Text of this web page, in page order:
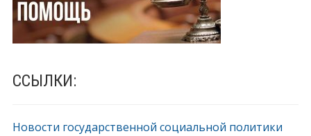
ССЫЛКИ:
Новости государственной социальной политики